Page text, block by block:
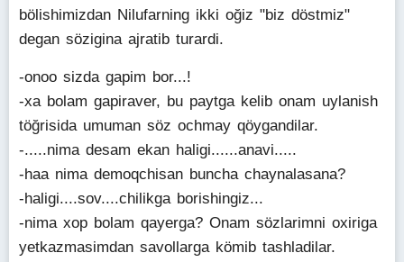
bölishimizdan Nilufarning ikki oğiz "biz döstmiz"
degan sözigina ajratib turardi.
-onoo sizda gapim bor...!
-xa bolam gapiraver, bu paytga kelib onam uylanish
töğrisida umuman söz ochmay qöygandilar.
-.....nima desam ekan haligi......anavi.....
-haa nima demoqchisan buncha chaynalasana?
-haligi....sov....chilikga borishingiz...
-nima xop bolam qayerga? Onam sözlarimni oxiriga
yetkazmasimdan savollarga kömib tashladilar.